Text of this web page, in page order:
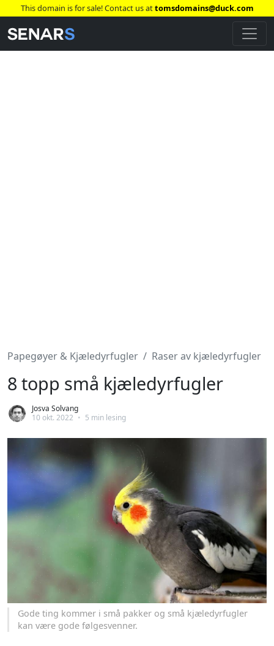
This domain is for sale! Contact us attomsdomains@duck.com
Papegøyer & Kjæledyrfugler Raser av kjæledyrfugler
8 topp små kjæledyrfugler
Josva Solvang
10 okt. 2022 • 5 min lesing
Gode ting kommer i små pakker og små kjæledyrfugler
kan være gode følgesvenner.